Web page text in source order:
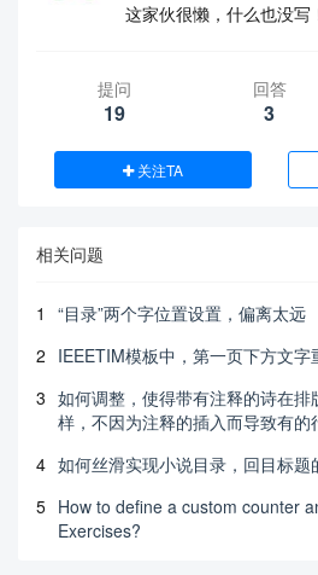
这家伙很懒，什么也没写
提问
19
回答
3
关注TA
相关问题
1
“目录”两个字位置设置，偏离太远
2 IEEETIM模板中，第一页下方文字
3 如何调整，使得带有注释的诗在
样，不因为注释的插入而导致有的
4 如何丝滑实现小说目录，回目标题
5 How to define a custom counter
Exercises?